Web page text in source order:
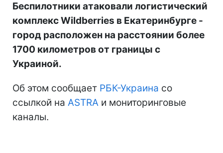
Беспилотники атаковали логистический
комплекс Wildberries в Екатеринбурге -
город расположен на расстоянии более
1700 километров от границы с
Украиной.
Об этом сообщает РБК-Украина со
ссылкой на ASTRA и мониторинговые
каналы.